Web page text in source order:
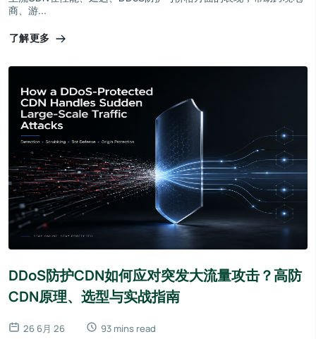
商、游...
了解更多
DDoS防护CDN如何应对突发大流量攻击？高防
CDN原理、选型与实战指南
26 6月 26 93 mins read